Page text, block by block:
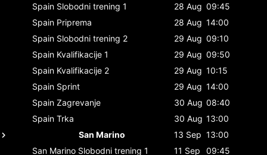
Spain Slobodni trening 1 28 Aug 09:45
Spain Priprema 28 Aug 14:00
Spain Slobodni trening 2 29 Aug 09:10
Spain Kvalifikacije 1 29 Aug 09:50
Spain Kvalifikacije 2 29 Aug 10:15
Spain Sprint 29 Aug 14:00
Spain Zagrevanje 30 Aug 08:40
Spain Trka 30 Aug 13:00
San Marino
13 Sep 13:00
San Marino Slobodni trening 1 11 Sep
09:45